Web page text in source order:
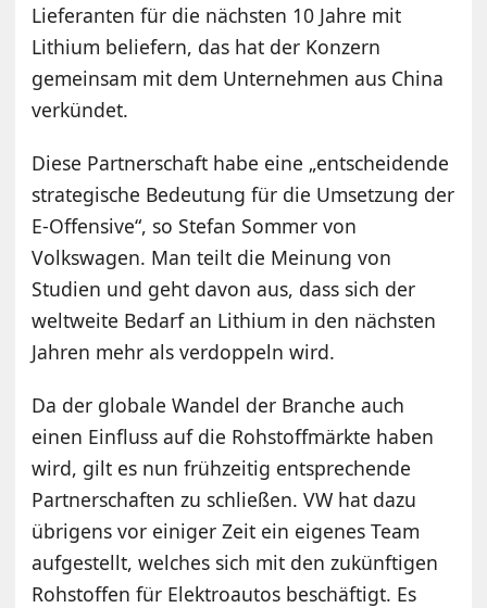
Lieferanten für die nächsten 10 Jahre mit
Lithium beliefern, das hat der Konzern
gemeinsam mit dem Unternehmen aus China
verkündet.
Diese Partnerschaft habe eine „entscheidende
strategische Bedeutung für die Umsetzung der
E-Offensive“, so Stefan Sommer von
Volkswagen. Man teilt die Meinung von
Studien und geht davon aus, dass sich der
weltweite Bedarf an Lithium in den nächsten
Jahren mehr als verdoppeln wird.
Da der globale Wandel der Branche auch
einen Einfluss auf die Rohstoffmärkte haben
wird, gilt es nun frühzeitig entsprechende
Partnerschaften zu schließen. VW hat dazu
übrigens vor einiger Zeit ein eigenes Team
aufgestellt, welches sich mit den zukünftigen
Rohstoffen für Elektroautos beschäftigt. Es